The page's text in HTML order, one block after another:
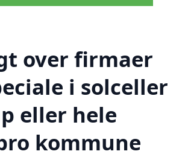
over firmaer
i solceller
eller hele
kommune